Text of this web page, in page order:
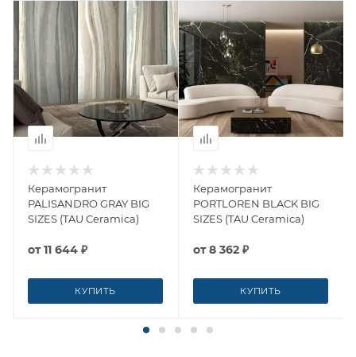
Керамогранит
PALISANDRO GRAY BIG
SIZES (TAU Ceramica)
от11 644 ₽
КУПИТЬ
Керамогранит
PORTLOREN BLACK BIG
SIZES (TAU Ceramica)
от8 362 ₽
КУПИТЬ